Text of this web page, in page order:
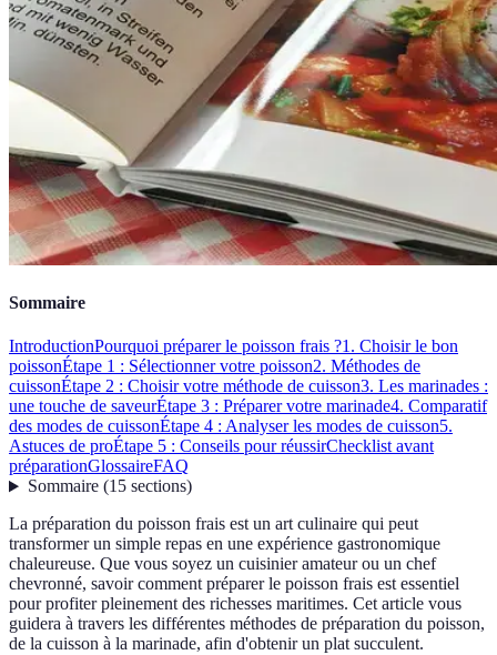
Sommaire
IntroductionPourquoi préparer le poisson frais ?1. Choisir le bon
poissonÉtape 1 : Sélectionner votre poisson2. Méthodes de
cuissonÉtape 2 : Choisir votre méthode de cuisson3. Les marinades :
une touche de saveurÉtape 3 : Préparer votre marinade4. Comparatif
des modes de cuissonÉtape 4 : Analyser les modes de cuisson5.
Astuces de proÉtape 5 : Conseils pour réussirChecklist avant
préparationGlossaireFAQ
Sommaire(15 sections)
La préparation du poisson frais est un art culinaire qui peut
transformer un simple repas en une expérience gastronomique
chaleureuse. Que vous soyez un cuisinier amateur ou un chef
chevronné, savoir comment préparer le poisson frais est essentiel
pour profiter pleinement des richesses maritimes. Cet article vous
guidera à travers les différentes méthodes de préparation du poisson,
de la cuisson à la marinade, afin d'obtenir un plat succulent.